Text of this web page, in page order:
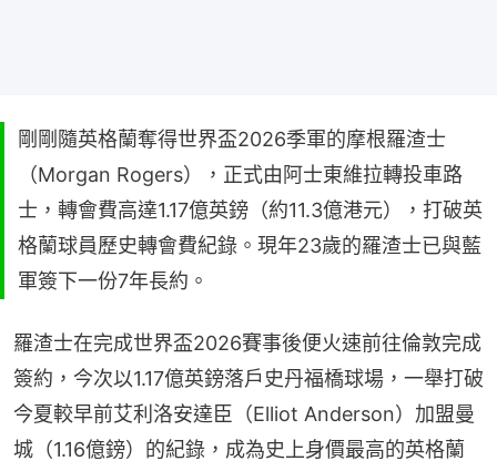
剛剛隨英格蘭奪得世界盃2026季軍的摩根羅渣士
（Morgan Rogers），正式由阿士東維拉轉投車路
士，轉會費高達1.17億英鎊（約11.3億港元），打破英
格蘭球員歷史轉會費紀錄。現年23歲的羅渣士已與藍
軍簽下一份7年長約。
羅渣士在完成世界盃2026賽事後便火速前往倫敦完成
簽約，今次以1.17億英鎊落戶史丹福橋球場，一舉打破
今夏較早前艾利洛安達臣（Elliot Anderson）加盟曼
城（1.16億鎊）的紀錄，成為史上身價最高的英格蘭